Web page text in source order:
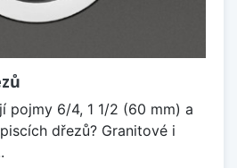
pojmy 6/4, 1 1/2 (60 mm) a
dřezů? Granitové i